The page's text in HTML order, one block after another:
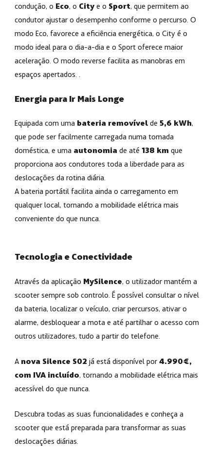
condução, o Eco, o City e o Sport, que permitem ao
condutor ajustar o desempenho conforme o percurso. O
modo Eco, favorece a eficiência energética, o City é o
modo ideal para o dia-a-dia e o Sport oferece maior
aceleração. O modo reverse facilita as manobras em
espaços apertados. .
Energia para Ir Mais Longe
Equipada com uma bateria removível de 5,6 kWh,
que pode ser facilmente carregada numa tomada
doméstica, e uma autonomia de até 138 km que
proporciona aos condutores toda a liberdade para as
deslocações da rotina diária.
A bateria portátil facilita ainda o carregamento em
qualquer local, tornando a mobilidade elétrica mais
conveniente do que nunca.
Tecnologia e Conectividade
Através da aplicação MySilence, o utilizador mantém a
scooter sempre sob controlo. É possível consultar o nível
da bateria, localizar o veículo, criar percursos, ativar o
alarme, desbloquear a mota e até partilhar o acesso com
outros utilizadores, tudo a partir do telefone.
A nova Silence S02 já está disponível por 4.990€,
com IVA incluído, tornando a mobilidade elétrica mais
acessível do que nunca.
Descubra todas as suas funcionalidades e conheça a
scooter que está preparada para transformar as suas
deslocações diárias.